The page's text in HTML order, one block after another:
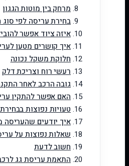
מרחק בין מוטות הגגון
בחירת עריסה לפי סוג
איזה ציוד אפשר
איך קושרים מטען
חלוקת משקל נכונה
רעשי רוח וצריכת דלק
גובה הרכב לאחר
האם אפשר להתקין
טעויות נפוצות
איך יודעים
שאלות נפוצות על
חשוב לדעת
התאמת עריסת גג